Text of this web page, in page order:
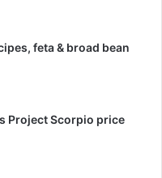
feta & broad bean
Project Scorpio price